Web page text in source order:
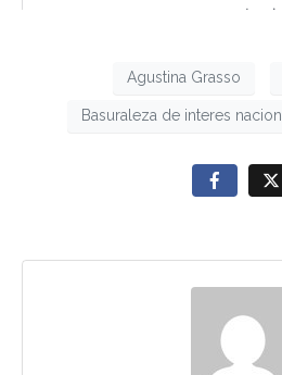
Agustina Grasso
Basuraleza de interes